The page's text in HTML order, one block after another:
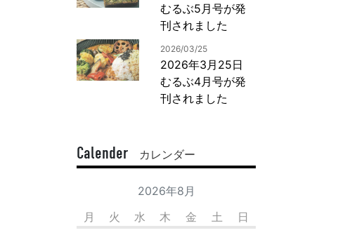
むるぶ5月号が発
刊されました
2026/03/25
2026年3月25日
むるぶ4月号が発
刊されました
Calender カレンダー
2026年8月
月
火 水 木 金 土 日